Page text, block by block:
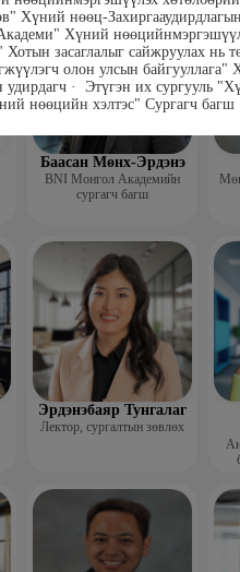
Хүний нөөц-
Хүний
засаглалыг сайжруулах нь
олон улсын байгууллага"
удирдагч · Этүгэн их сургууль
нөөцийн хэлтэс" Сургагч
Баасан Мөнх-Эрдэнэ
BNI Монгол Академийн
сургагч багш
Эрдэнэбаяр Тунгалаг
Лектор, сургалтын зөвлөх